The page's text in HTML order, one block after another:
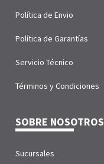
Política de Envio
Política de Garantías
Servicio Técnico
Términos y Condiciones
SOBRE NOSOTROS
Sucursales